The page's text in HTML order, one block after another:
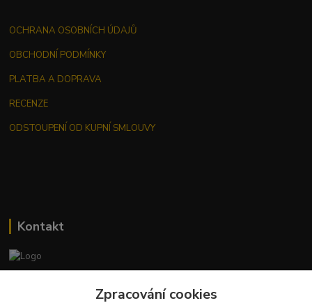
OCHRANA OSOBNÍCH ÚDAJŮ
OBCHODNÍ PODMÍNKY
PLATBA A DOPRAVA
RECENZE
ODSTOUPENÍ OD KUPNÍ SMLOUVY
Kontakt
+420 737 551 994Zpracování cookies